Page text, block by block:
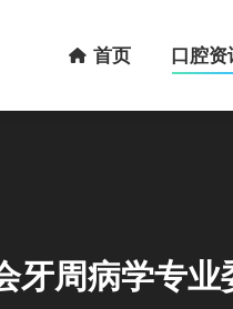
首页 口腔资
牙周病学专